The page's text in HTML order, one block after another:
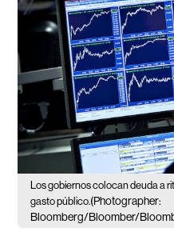
Los gobiernos colocan deuda a
gasto público.(Photographer:
Bloomberg/Bloomber/